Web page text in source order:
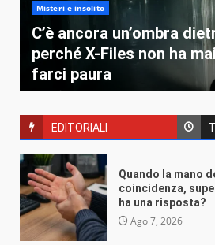
Misteri e insolito
C’è ancora un’ombra
perché X-Files non ha
farci paura
VEB Ago 4, 2026
Misteri e insolito
Perché il venerdì 17
EDITORIALI
Quando la mano
coincidenza,
ha una risposta?
Ago 7, 2026